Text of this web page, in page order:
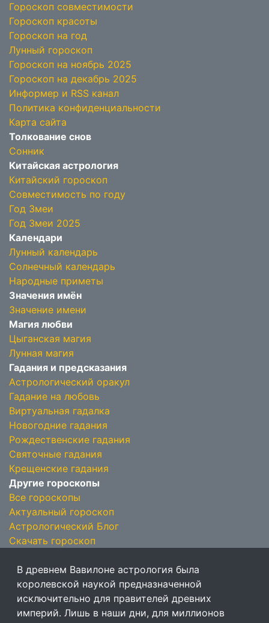
Гороскоп совместимости
Гороскоп красоты
Гороскоп на год
Лунный гороскоп
Гороскоп на ноябрь 2025
Гороскоп на декабрь 2025
Информер и RSS канал
Политика конфиденциальности
Карта сайта
Толкование снов
Сонник
Китайская астрология
Китайский гороскоп
Совместимость по году
Год Змеи
Год Змеи 2025
Календари
Лунный календарь
Солнечный календарь
Народные приметы
Значения имён
Значение имени
Магия любви
Цыганская магия
Лунная магия
Гадания и предсказания
Астрологический оракул
Гадание на любовь
Виртуальная гадалка
Новогодние гадания
Рождественские гадания
Святочные гадания
Крещенские гадания
Другие гороскопы
Все гороскопы
Актуальный гороскоп
Астрологический Блог
Скачать гороскоп
В древнем Вавилоне астрология была
королевской наукой предназначенной
исключительно для правителей древних
империй. Лишь в наши дни, для миллионов